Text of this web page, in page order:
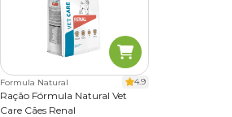
Formula Natural 4.9
Ração Fórmula Natural Vet
Care Cães Renal